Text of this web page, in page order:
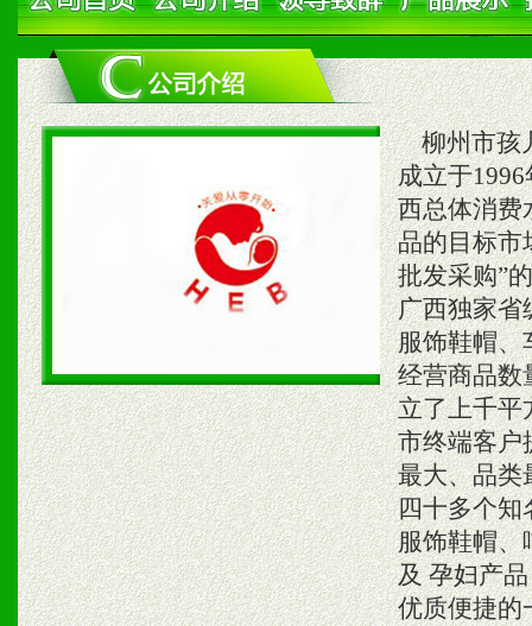
柳州市孩
成立于
西总体消费
品的目标市
批发采购”
广西独家省
服饰鞋帽、
经营商品数
立了上千平
市终端客户
最大、品类
四十多个知
服饰鞋帽、
及 孕妇产
优质便捷